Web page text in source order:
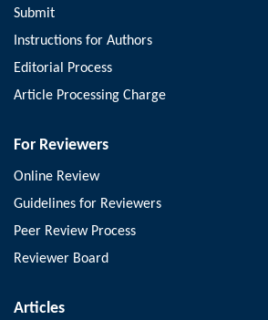
Submit
Instructions for Authors
Editorial Process
Article Processing Charge
For Reviewers
Online Review
Guidelines for Reviewers
Peer Review Process
Reviewer Board
Articles